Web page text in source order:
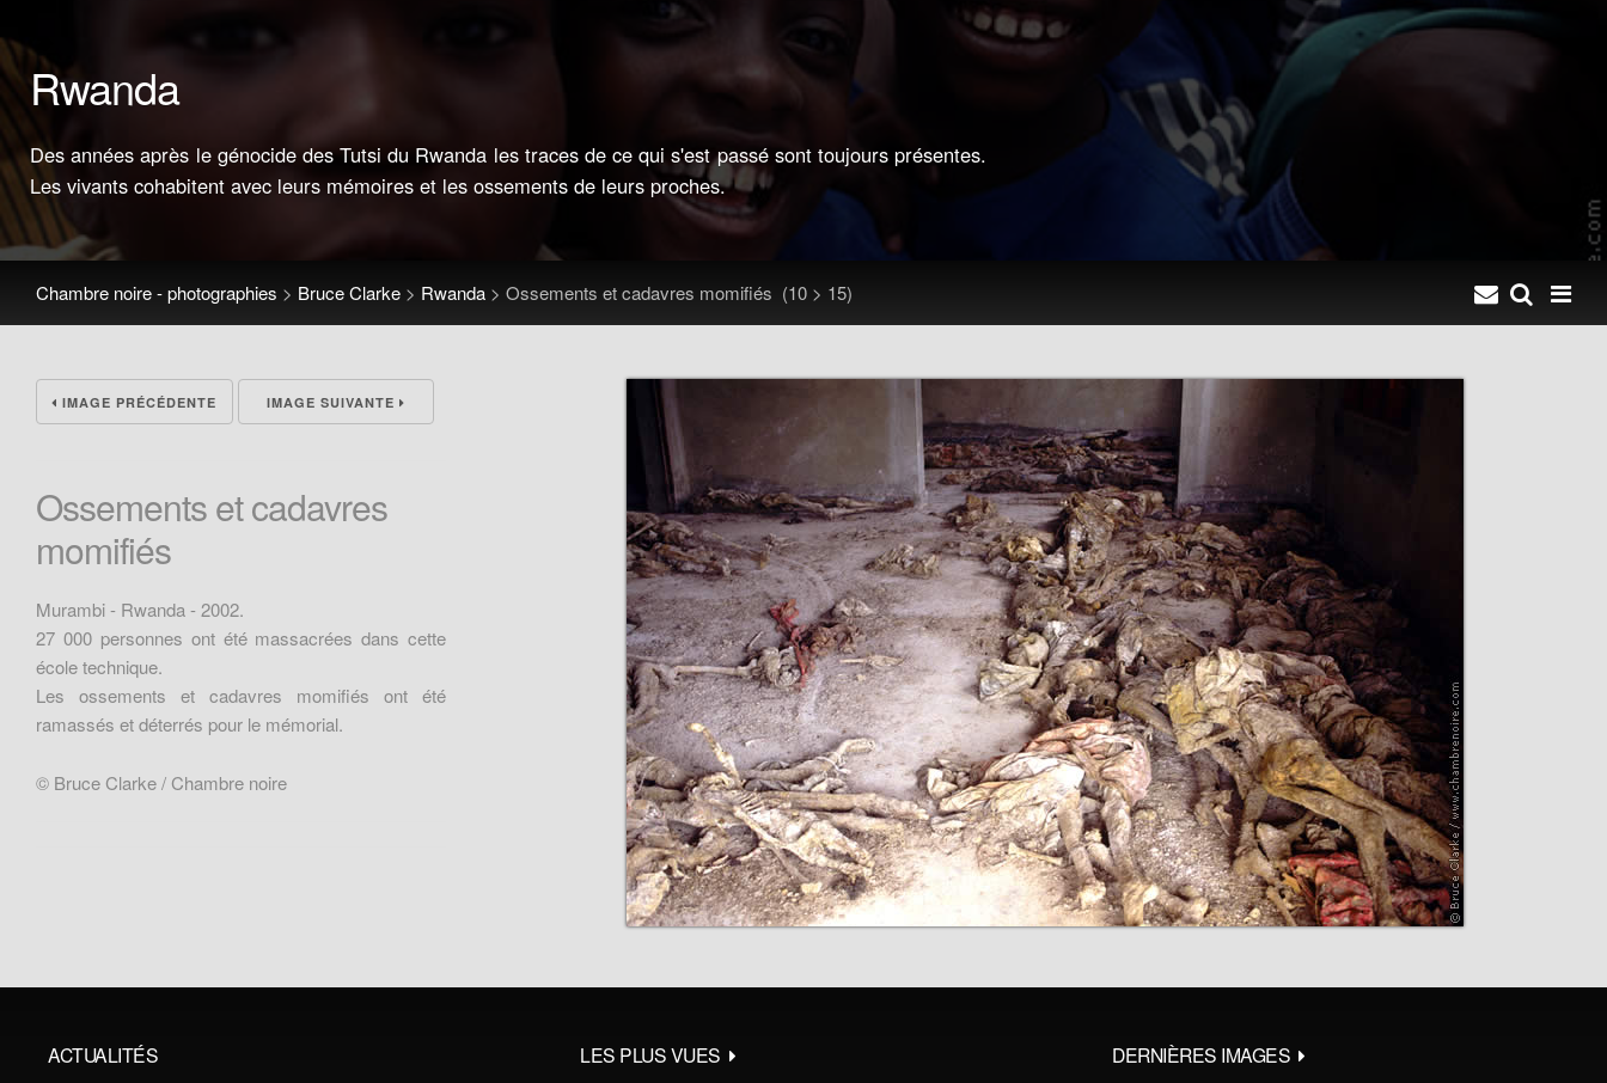
Rwanda
Des années après le génocide des Tutsi du Rwanda les traces de ce qui s'est passé sont toujours présentes.
Les vivants cohabitent avec leurs mémoires et les ossements de leurs proches.
Chambre noire - photographies > Bruce Clarke > Rwanda > Ossements et cadavres momifiés (10 > 15)
IMAGE PRÉCÉDENTE IMAGE SUIVANTE
Ossements et cadavres
momifiés
Murambi - Rwanda - 2002.
27 000 personnes ont été massacrées dans cette
école technique.
Les ossements et cadavres momifiés ont été
ramassés et déterrés pour le mémorial.
© Bruce Clarke / Chambre noire
ACTUALITÉS LES PLUS VUES DERNIÈRES IMAGES